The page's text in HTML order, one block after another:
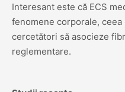
Interesant este că ECS
fenomene corporale,
cercetători să asocieze
reglementare.